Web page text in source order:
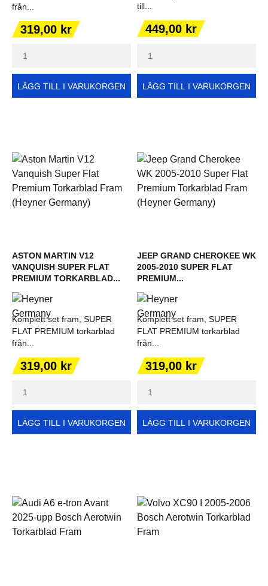
från...
Pris
319,00 kr
LÄGG TILL I VARUKORGEN
till...
Pris
449,00 kr
LÄGG TILL I VARUKORGEN
ASTON MARTIN V12
VANQUISH SUPER FLAT
PREMIUM TORKARBLAD...
Komplett set fram, SUPER
FLAT PREMIUM torkarblad
från...
Pris
319,00 kr
LÄGG TILL I VARUKORGEN
JEEP GRAND CHEROKEE WK
2005-2010 SUPER FLAT
PREMIUM...
Komplett set fram, SUPER
FLAT PREMIUM torkarblad
från...
Pris
319,00 kr
LÄGG TILL I VARUKORGEN